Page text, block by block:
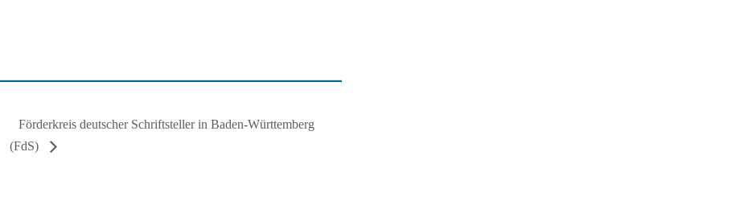
Förderkreis deutscher Schriftsteller in Baden-Württemberg
(FdS)